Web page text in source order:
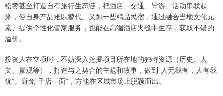
松赞甚至打造自有旅行生态链，把酒店、交通、导游、活动串联起
来，使自身产品难以替代。又如一些精品民宿，通过融合当地文化元
素、提供个性化管家服务，也能在高端酒店夹缝中生存，获取不错的
溢价。
投资人在立项时，不妨深入挖掘项目所在地的独特资源（历史、人
文、景观等），打造与之契合的主题和故事，做到“人无我有，人有我
优”。避免“千店一面”，方能在区域市场上脱颖而出。